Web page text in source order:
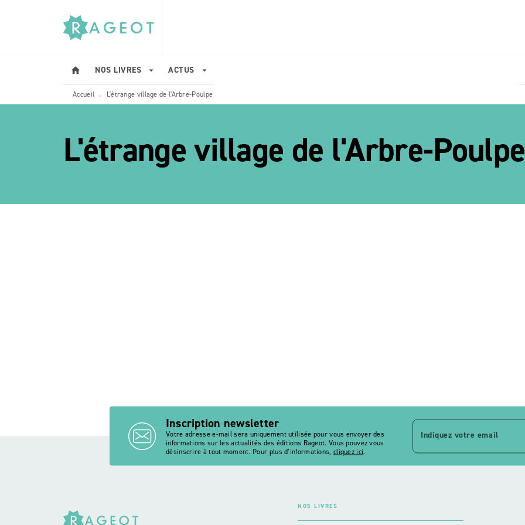
MENU RECHERCHE
home NOS LIVRES arrow_drop_down ACTUS arrow_drop_down
Accueil • L'étrange village de l'Arbre-Poulpe
L'étrange village de l'Arbre-Poulpe
etoile_blanche
Inscription newsletter
Votre adresse e-mail sera uniquement utilisée pour vous envoyer des
informations sur les actualités des éditions Rageot. Vous pouvez vous
désinscrire à tout moment. Pour plus d’informations, cliquez ici.
Indiquez votre email
NOS LIVRES